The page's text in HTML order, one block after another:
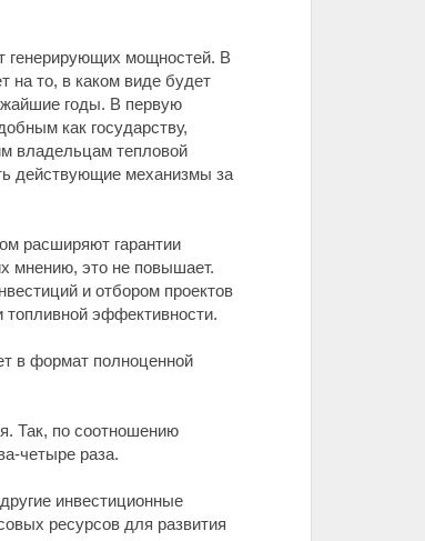
генерирующих мощностей. В
на то, в каком виде будет
годы. В первую
как государству,
владельцам тепловой
действующие механизмы за
расширяют гарантии
мнению, это не повышает.
и отбором проектов
топливной эффективности.
в формат полноценной
Так, по соотношению
четыре раза.
инвестиционные
ресурсов для развития